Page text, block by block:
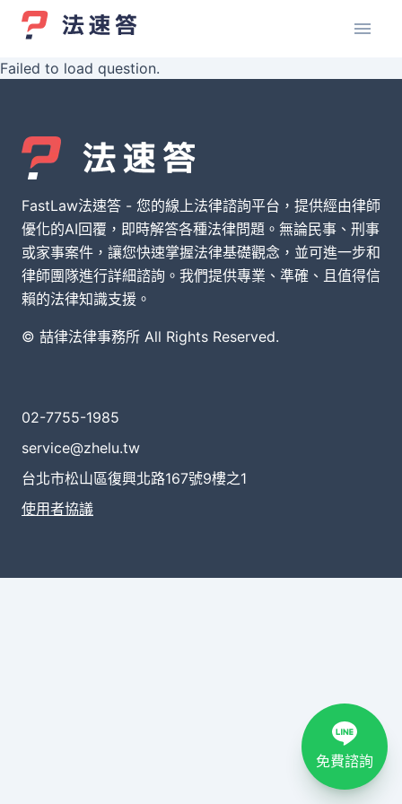
Failed to load question.
FastLaw法速答 - 您的線上法律諮詢平台，提供經由律師
優化的AI回覆，即時解答各種法律問題。無論民事、刑事
或家事案件，讓您快速掌握法律基礎觀念，並可進一步和
律師團隊進行詳細諮詢。我們提供專業、準確、且值得信
賴的法律知識支援。
© 喆律法律事務所 All Rights Reserved.
02-7755-1985
service@zhelu.tw
台北市松山區復興北路167號9樓之1
使用者協議
免費諮詢